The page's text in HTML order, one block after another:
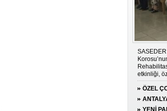
etkinliği,
duygu
ÖZEL
YENİ